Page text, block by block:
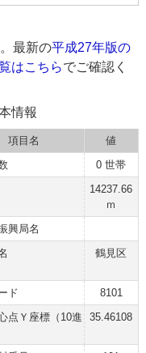
最新の平成27年版の
はこちらでご確認く
情報
項目名
値
0 世帯
14237.66
ｍ
興局名
鶴見区
ド
8101
点Ｙ座標（10進
35.46108